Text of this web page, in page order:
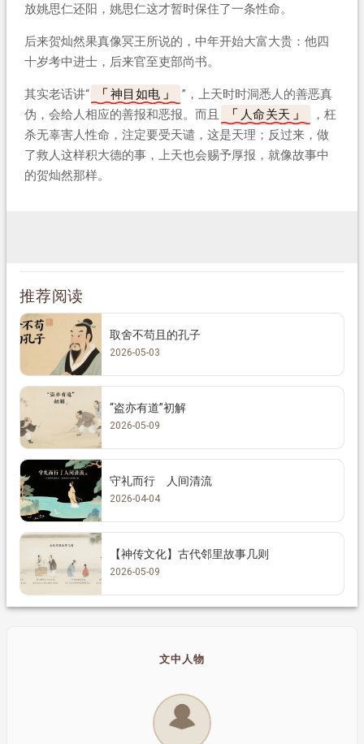
放姚思仁还阳，姚思仁这才暂时保住了一条性命。
后来贺灿然果真像冥王所说的，中年开始大富大贵：他四
十岁考中进士，后来官至吏部尚书。
其实老话讲“ 神目如电
”，上天时时洞悉人的善恶真
伪，会给人相应的善报和恶报。而且
人命关天
，枉
杀无辜害人性命，注定要受天谴，这是天理；反过来，做
了救人这样积大德的事，上天也会赐予厚报，就像故事中
的贺灿然那样。
推荐阅读
取舍不苟且的孔子
2026-05-03
“盗亦有道”初解
2026-05-09
守礼而行 人间清流
2026-04-04
【神传文化】古代邻里故事几则
2026-05-09
文中人物